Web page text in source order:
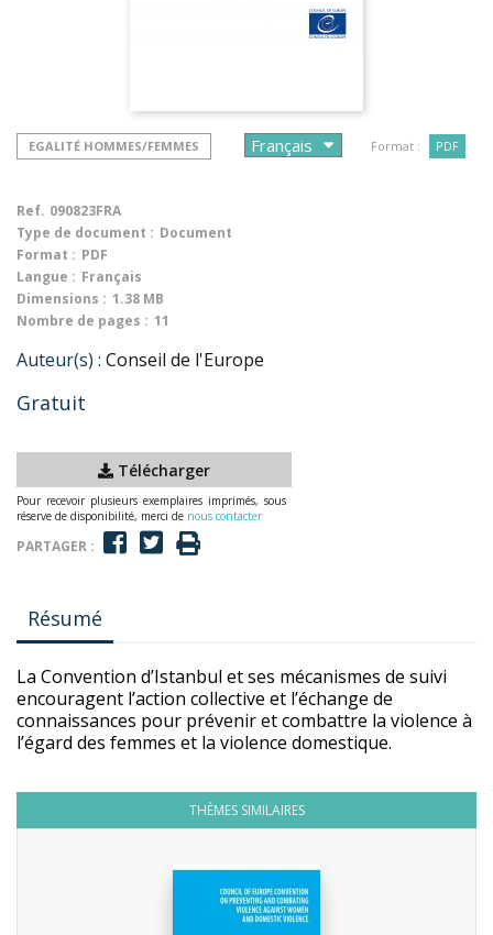
EGALITÉ HOMMES/FEMMES Format : PDF
Ref. 090823FRA
Type de document : Document
Format : PDF
Langue : Français
Dimensions : 1.38 MB
Nombre de pages : 11
Auteur(s) : Conseil de l'Europe
Gratuit
Télécharger
Pour recevoir plusieurs exemplaires imprimés, sous
réserve de disponibilité, merci de nous contacter
PARTAGER :
Résumé
La Convention d’Istanbul et ses mécanismes de suivi
encouragent l’action collective et l’échange de
connaissances pour prévenir et combattre la violence à
l’égard des femmes et la violence domestique.
THÈMES SIMILAIRES